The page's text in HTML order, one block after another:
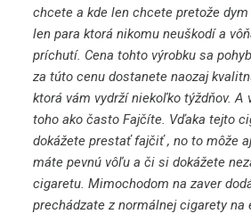
chcete a kde len chcete pretože
len para ktorá nikomu neuškodí a
príchutí. Cena tohto výrobku sa
za túto cenu dostanete naozaj
ktorá vám vydrží niekoľko týždňov. A
toho ako často Fajčíte. Vďaka tejto
dokážete prestať fajčiť , no to môže
máte pevnú vôľu a či si dokážete
cigaretu. Mimochodom na zaver
prechádzate z normálnej cigarety na